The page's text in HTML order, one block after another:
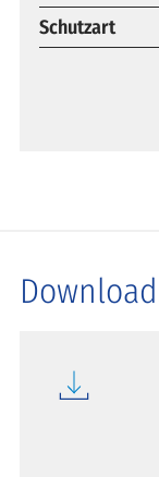
Schutzart